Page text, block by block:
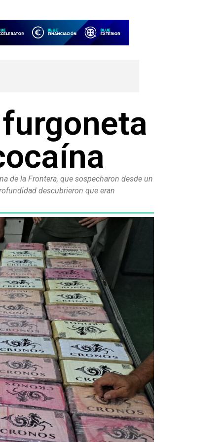
de la Frontera, que sospecharon desde un
descubrieron que eran